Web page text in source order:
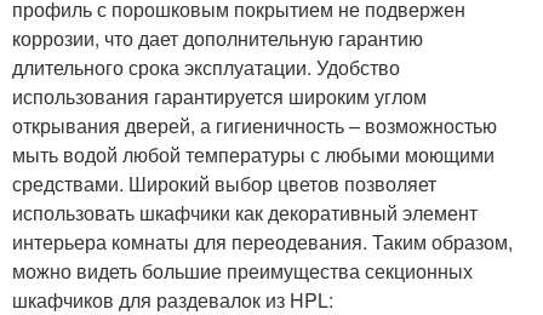
профиль с порошковым покрытием не подвержен
коррозии, что дает дополнительную гарантию
длительного срока эксплуатации. Удобство
использования гарантируется широким углом
открывания дверей, а гигиеничность – возможностью
мыть водой любой температуры с любыми моющими
средствами. Широкий выбор цветов позволяет
использовать шкафчики как декоративный элемент
интерьера комнаты для переодевания. Таким образом,
можно видеть большие преимущества секционных
шкафчиков для раздевалок из HPL: